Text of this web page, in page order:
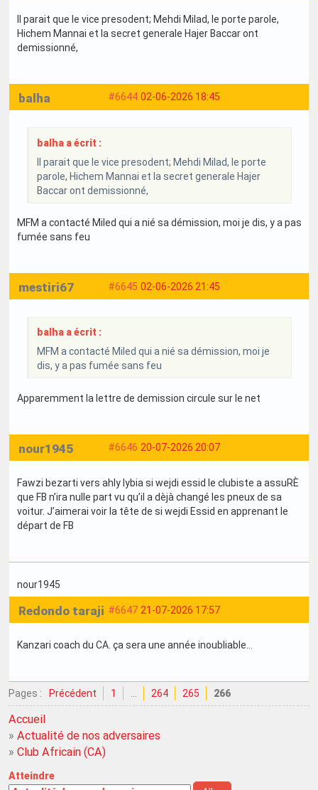
Il parait que le vice presodent; Mehdi Milad, le porte parole,
Hichem Mannai et la secret generale Hajer Baccar ont
demissionné,
#6644 02-06-2026 18:45
balha
balha a écrit :
Il parait que le vice presodent; Mehdi Milad, le porte
parole, Hichem Mannai et la secret generale Hajer
Baccar ont demissionné,
MFM a contacté Miled qui a nié sa démission, moi je dis, y a pas
fumée sans feu
#6645 02-06-2026 21:45
mestiri67
balha a écrit :
MFM a contacté Miled qui a nié sa démission, moi je
dis, y a pas fumée sans feu
Apparemment la lettre de demission circule sur le net
#6646 20-07-2026 20:07
nour1945
Fawzi bezarti vers ahly lybia si wejdi essid le clubiste a assuRÈ
que FB n’ira nulle part vu qu’il a dèjà changé les pneux de sa
voitur. J’aimerai voir la tête de si wejdi Essid en apprenant le
départ de FB
nour1945
#6647 21-07-2026 17:57
Redondo taraji
Kanzari coach du CA. ça sera une année inoubliable...
Pages : Précédent 1 264 265 266
Accueil
» Actualité de nos adversaires
» Club Africain (CA)
Atteindre